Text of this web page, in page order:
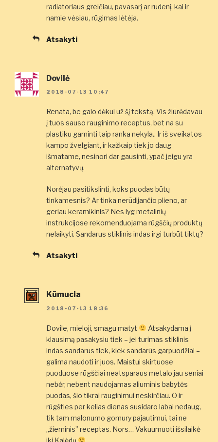
radiatoriaus greičiau, pavasarį ar rudenį, kai ir
namie vėsiau, rūgimas lėtėja.
Atsakyti
Dovilė
2018-07-13 10:47
Renata, be galo dėkui už šį tekstą. Vis žiūrėdavau
į tuos sauso rauginimo receptus, bet na su
plastiku gaminti taip ranka nekyla.. Ir iš sveikatos
kampo žvelgiant, ir kažkaip tiek jo daug
išmatame, nesinori dar gausinti, ypač jeigu yra
alternatyvų.
Norėjau pasitikslinti, koks puodas būtų
tinkamesnis? Ar tinka nerūdijančio plieno, ar
geriau keramikinis? Nes lyg metalinių
instrukcijose rekomenduojama rūgščių produktų
nelaikyti. Sandarus stiklinis indas irgi turbūt tiktų?
Atsakyti
Kūmucia
2018-07-13 18:36
Dovile, mieloji, smagu matyt
Atsakydama į
klausimą pasakysiu tiek – jei turimas stiklinis
indas sandarus tiek, kiek sandarūs garpuodžiai –
galima naudoti ir juos. Maistui skirtuose
puoduose rūgščiai neatsparaus metalo jau seniai
nebėr, nebent naudojamas aliuminis babytės
puodas, šio tikrai rauginimui neskirčiau. O ir
rūgšties per kelias dienas susidaro labai nedaug,
tik tam malonumo gomury pajautimui, tai ne
„žieminis” receptas. Nors… Vakuumuoti išsilaikė
iki Kalėdų